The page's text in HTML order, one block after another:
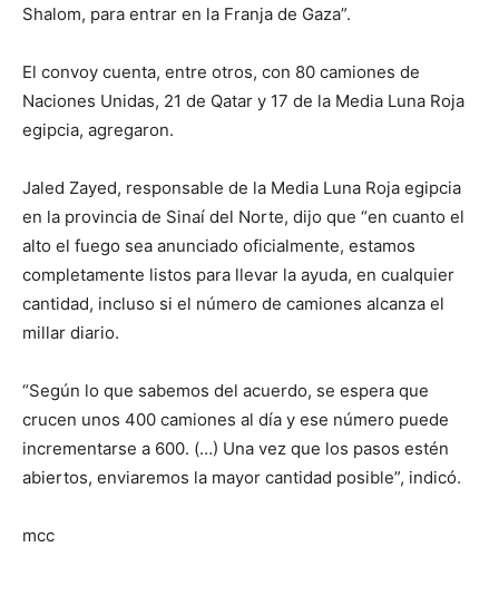
Shalom, para entrar en la Franja de Gaza”.
El convoy cuenta, entre otros, con 80 camiones de
Naciones Unidas, 21 de Qatar y 17 de la Media Luna Roja
egipcia, agregaron.
Jaled Zayed, responsable de la Media Luna Roja egipcia
en la provincia de Sinaí del Norte, dijo que “en cuanto el
alto el fuego sea anunciado oficialmente, estamos
completamente listos para llevar la ayuda, en cualquier
cantidad, incluso si el número de camiones alcanza el
millar diario.
“Según lo que sabemos del acuerdo, se espera que
crucen unos 400 camiones al día y ese número puede
incrementarse a 600. (…) Una vez que los pasos estén
abiertos, enviaremos la mayor cantidad posible”, indicó.
mcc